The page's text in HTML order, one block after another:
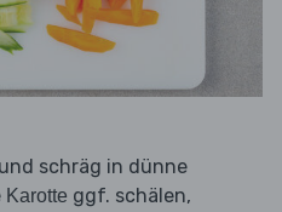
schräg in dünne
Karotte ggf. schälen,